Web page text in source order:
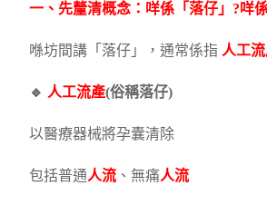
一、先釐清概念：咩係「落仔」?咩
喺坊間講「落仔」，通常係指 人工
🔹 人工流產(俗稱落仔)
以醫療器械將孕囊清除
包括普通人流 、無痛人流